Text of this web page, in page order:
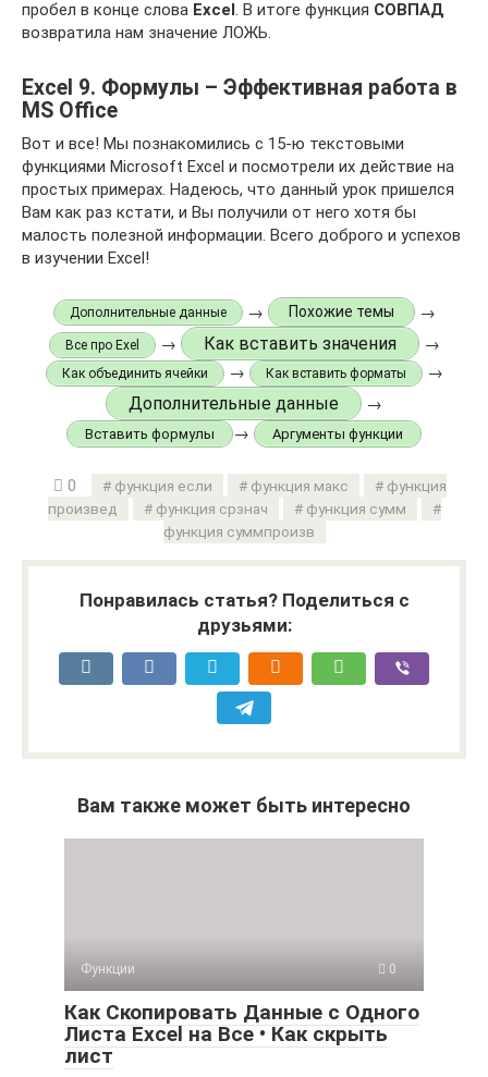
пробел в конце слова Excel. В итоге функция СОВПАД
возвратила нам значение ЛОЖЬ.
Excel 9. Формулы – Эффективная работа в
MS Office
Вот и все! Мы познакомились с 15-ю текстовыми
функциями Microsoft Excel и посмотрели их действие на
простых примерах. Надеюсь, что данный урок пришелся
Вам как раз кстати, и Вы получили от него хотя бы
малость полезной информации. Всего доброго и успехов
в изучении Excel!
Дополнительные данные → Похожие темы →
Все про Exel → Как вставить значения →
Как объединить ячейки → Как вставить форматы →
Дополнительные данные →
Вставить формулы → Аргументы функции
0 функция если функция макс
функция
произвед
функция срзнач
функция сумм
функция суммпроизв
Понравилась статья? Поделиться с
друзьями:
Вам также может быть интересно
Функции 0
Как Скопировать Данные с Одного
Листа Excel на Все • Как скрыть
лист